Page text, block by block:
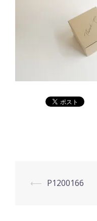
投
⟵ P1200166